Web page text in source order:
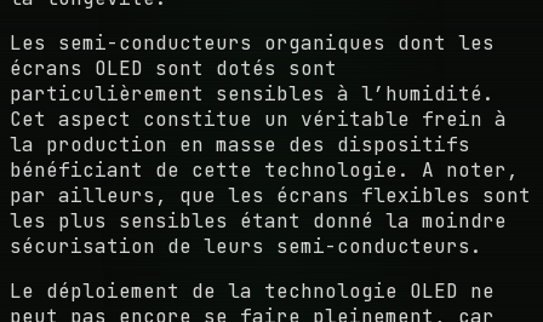
Les semi-conducteurs organiques dont les
écrans OLED sont dotés sont
particulièrement sensibles à l’humidité.
Cet aspect constitue un véritable frein à
la production en masse des dispositifs
bénéficiant de cette technologie. A noter,
par ailleurs, que les écrans flexibles sont
les plus sensibles étant donné la moindre
sécurisation de leurs semi-conducteurs.
Le déploiement de la technologie OLED ne
peut pas encore se faire pleinement, car